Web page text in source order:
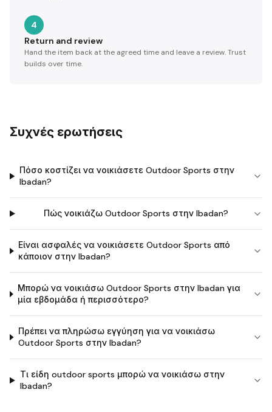
4
Return and review
Hand the item back at the agreed time and leave a review. Trust
builds over time.
Συχνές ερωτήσεις
Πόσο κοστίζει να νοικιάσετε Outdoor Sports στην
Ibadan?
Πώς νοικιάζω Outdoor Sports στην Ibadan?
Είναι ασφαλές να νοικιάσετε Outdoor Sports από
κάποιον στην Ibadan?
Μπορώ να νοικιάσω Outdoor Sports στην Ibadan για
μία εβδομάδα ή περισσότερο?
Πρέπει να πληρώσω εγγύηση για να νοικιάσω
Outdoor Sports στην Ibadan?
Τι είδη outdoor sports μπορώ να νοικιάσω στην
Ibadan?